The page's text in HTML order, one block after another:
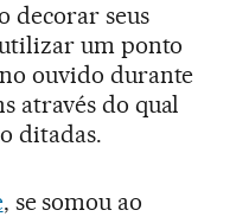
decorar seus
um ponto
ouvido durante
através do qual
ditadas.
, se somou ao